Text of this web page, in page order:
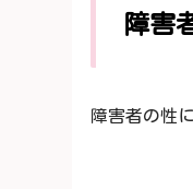
障害
障害者の性